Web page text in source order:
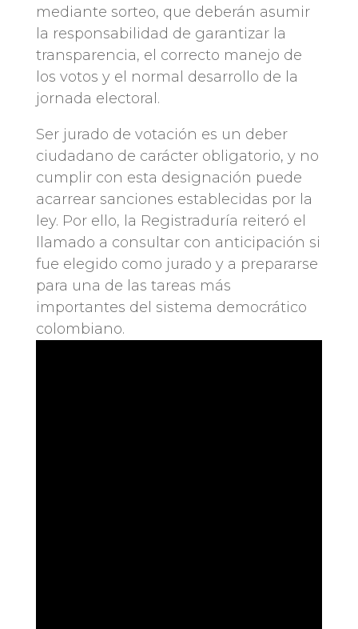
mediante sorteo, que deberán asumir
la responsabilidad de garantizar la
transparencia, el correcto manejo de
los votos y el normal desarrollo de la
jornada electoral.
Ser jurado de votación es un deber
ciudadano de carácter obligatorio, y no
cumplir con esta designación puede
acarrear sanciones establecidas por la
ley. Por ello, la Registraduría reiteró el
llamado a consultar con anticipación si
fue elegido como jurado y a prepararse
para una de las tareas más
importantes del sistema democrático
colombiano.